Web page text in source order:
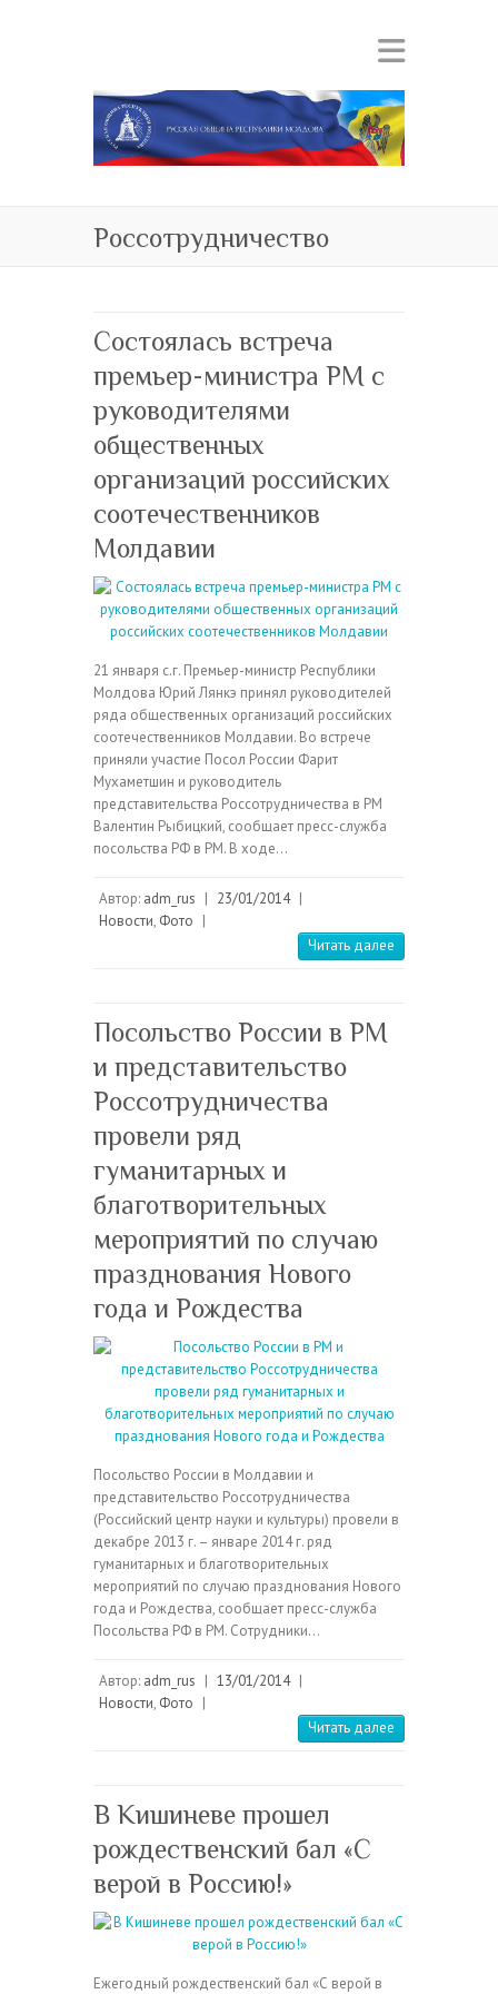
Россотрудничество
Состоялась встреча
премьер-министра РМ с
руководителями
общественных
организаций российских
соотечественников
Молдавии
21 января с.г. Премьер-министр Республики
Молдова Юрий Лянкэ принял руководителей
ряда общественных организаций российских
соотечественников Молдавии. Во встрече
приняли участие Посол России Фарит
Мухаметшин и руководитель
представительства Россотрудничества в РМ
Валентин Рыбицкий, сообщает пресс-служба
посольства РФ в РМ. В ходе…
Автор: adm_rus | 23/01/2014 |
Новости, Фото |
Читать далее
Посольство России в РМ
и представительство
Россотрудничества
провели ряд
гуманитарных и
благотворительных
мероприятий по случаю
празднования Нового
года и Рождества
Посольство России в Молдавии и
представительство Россотрудничества
(Российский центр науки и культуры) провели в
декабре 2013 г. – январе 2014 г. ряд
гуманитарных и благотворительных
мероприятий по случаю празднования Нового
года и Рождества, сообщает пресс-служба
Посольства РФ в РМ. Сотрудники…
Автор: adm_rus | 13/01/2014 |
Новости, Фото |
Читать далее
В Кишиневе прошел
рождественский бал «С
верой в Россию!»
Ежегодный рождественский бал «С верой в